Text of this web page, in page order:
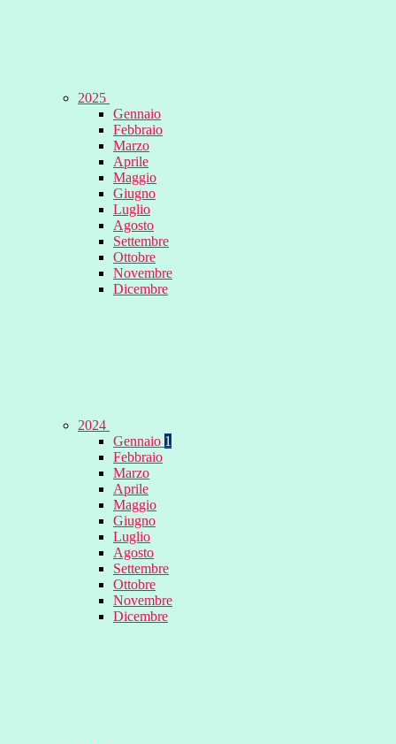
2025
Gennaio
Febbraio
Marzo
Aprile
Maggio
Giugno
Luglio
Agosto
Settembre
Ottobre
Novembre
Dicembre
2024
Gennaio 1
Febbraio
Marzo
Aprile
Maggio
Giugno
Luglio
Agosto
Settembre
Ottobre
Novembre
Dicembre